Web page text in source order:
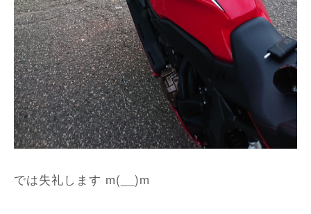
では失礼します m(__)m